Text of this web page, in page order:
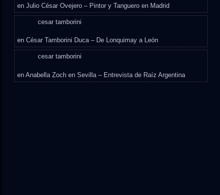
enJulio César Ovejero – Pintor y Tanguero en Madrid
cesar tamborini
enCésar Tamborini Duca – De Lonquimay a León
cesar tamborini
enAnabella Zoch en Sevilla – Entrevista de Raíz Argentina